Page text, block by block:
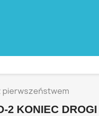
pierwszeństwem
2 KONIEC